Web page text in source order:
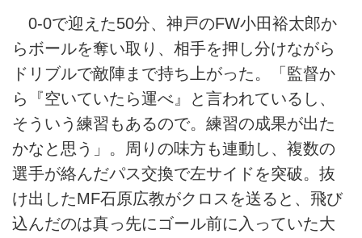
0-0で迎えた50分、神戸のFW小田裕太郎か
らボールを奪い取り、相手を押し分けながら
ドリブルで敵陣まで持ち上がった。「監督か
ら『空いていたら運べ』と言われているし、
そういう練習もあるので。練習の成果が出た
かなと思う」。周りの味方も連動し、複数の
選手が絡んだパス交換で左サイドを突破。抜
け出したMF石原広教がクロスを送ると、飛び
込んだのは真っ先にゴール前に入っていた大